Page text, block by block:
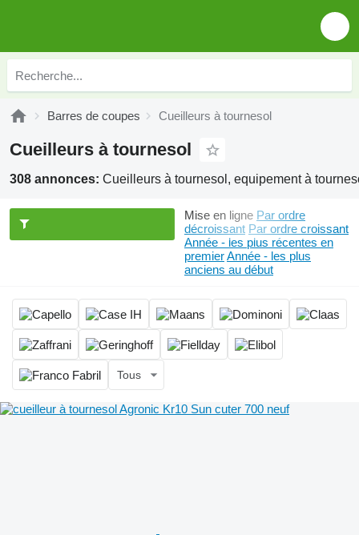
Barres de coupes Cueilleurs à tournesol
Cueilleurs à tournesol
308 annonces: Cueilleurs à tournesol, equipement à
Mise en ligne Par ordre
décroissant Par ordre croissant
Année - les plus récentes en
premierAnnée - les plus
anciens au début
Tous